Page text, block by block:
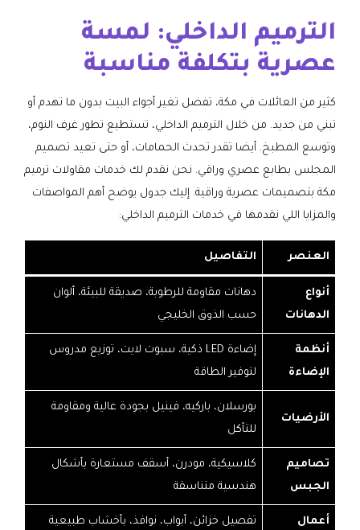
الترميم الداخلي: لمسة
عصرية بتكلفة مناسبة
كثير من العائلات في مكة، تفضل تغير أجواء البيت بدون ما تهدم أو
تبني من جديد. من خلال الترميم الداخلي، تستطيع تطور غرف النوم،
وتوسع المطبخ. أيضا تقدر تحدث الحمامات، أو حتى تعيد تصميم
المجلس بطابع عصري وراقي. نحن نقدم لك خدمات مقاولات ترميم
مكة بتصميمات عصرية وراقية. إليك جدول يوضح أهم المواصفات
والمزايا اللي نقدمها في خدمات الترميم الداخلي:
العنصر التفاصيل
أنواع
الدهانات
دهانات مقاومة للرطوبة، صديقة للبيئة، ألوان
حسب الذوق الخليجي
أنظمة
الإضاءة
إضاءة LED ذكية، سبوت لايت، توزيع مدروس
لتوفير الطاقة
الأرضيات
بورسلان، باركيه، فينيل بجودة عالية ومقاومة
للتآكل
تصاميم
الجبس
كلاسيكية، مودرن، أسقف مستعارة بأشكال
هندسية متناسقة
أعمال
تفصيل خزائن، أبواب، نوافذ، بأخشاب طبيعية